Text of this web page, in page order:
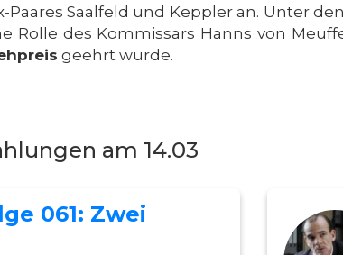
Paares Saalfeld und Keppler an. Unter
Rolle des Kommissars Hanns von
geehrt wurde.
am 14.03
061: Zwei